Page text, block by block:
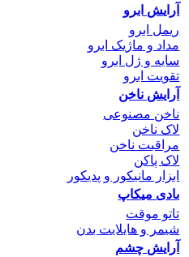
آرایش ابرو
ریمل ابرو
مداد و ماژیک ابرو
سایه و ژل ابرو
تقویت ابرو
آرایش ناخن
ناخن مصنوعی
لاک ناخن
مراقبت ناخن
لاک پاکن
ابزار مانیکور و پدیکور
بادی میکاپ
تاتو موقت
شیمر و هایلایت بدن
آرایش چشم